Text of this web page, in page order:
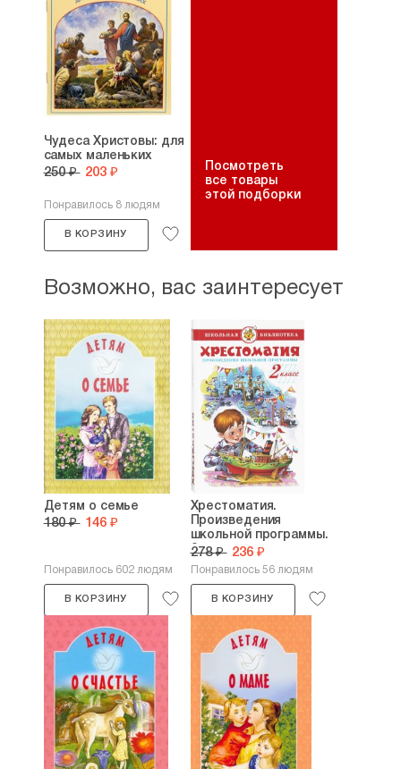
Чудеса Христовы: для
самых маленьких
250 ₽ 203 ₽
Понравилось 8 людям
В КОРЗИНУ
Посмотреть
все товары
этой подборки
Возможно, вас заинтересует
Детям о семье
180 ₽ 146 ₽
Понравилось 602 людям
В КОРЗИНУ
Хрестоматия.
Произведения
школьной программы.
2...
278 ₽ 236 ₽
Понравилось 56 людям
В КОРЗИНУ